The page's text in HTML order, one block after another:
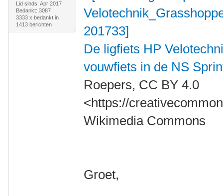
Lid sinds: Apr 2017
Bedankt: 3087
3333 x bedankt in
1413 berichten
De ligfiets HP
vouwfiets in de NS
Roepers, CC BY 4.0
<https://
Wikimedia Commons
Groet,